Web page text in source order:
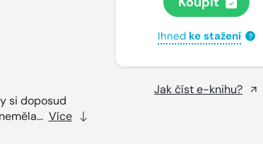
si doposud
Více
Ihned ke stažení ?
Jak číst e-knihu?